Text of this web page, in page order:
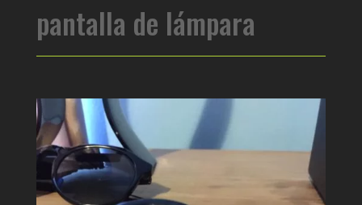
pantalla de lámpara